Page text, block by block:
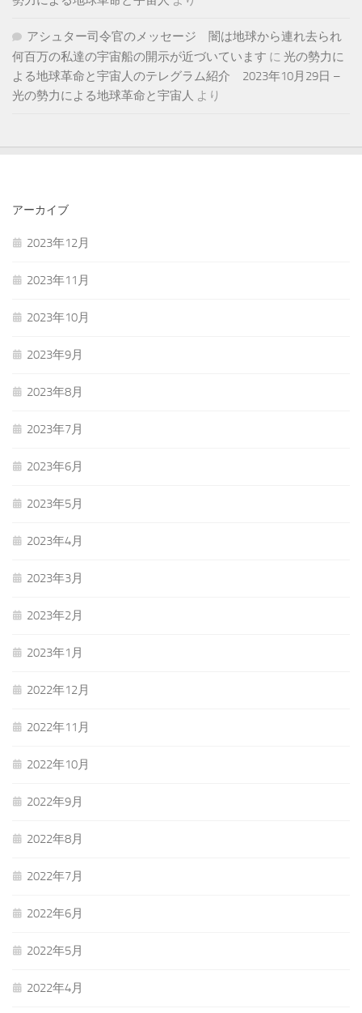
アシュター司令官のメッセージ 闇は地球から連れ去られ
何百万の私達の宇宙船の開示が近づいています に 光の勢力に
よる地球革命と宇宙人のテレグラム紹介 2023年10月29日 –
光の勢力による地球革命と宇宙人 より
アーカイブ
2023年12月
2023年11月
2023年10月
2023年9月
2023年8月
2023年7月
2023年6月
2023年5月
2023年4月
2023年3月
2023年2月
2023年1月
2022年12月
2022年11月
2022年10月
2022年9月
2022年8月
2022年7月
2022年6月
2022年5月
2022年4月